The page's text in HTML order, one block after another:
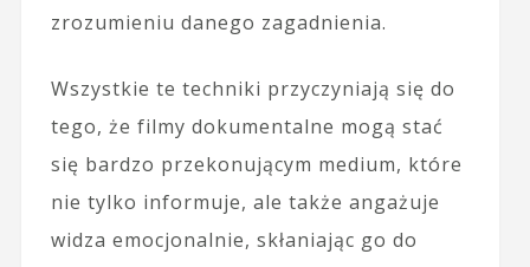
zrozumieniu danego zagadnienia.
Wszystkie te techniki przyczyniają się do
tego, że filmy dokumentalne mogą stać
się bardzo przekonującym medium, które
nie tylko informuje, ale także angażuje
widza emocjonalnie, skłaniając go do